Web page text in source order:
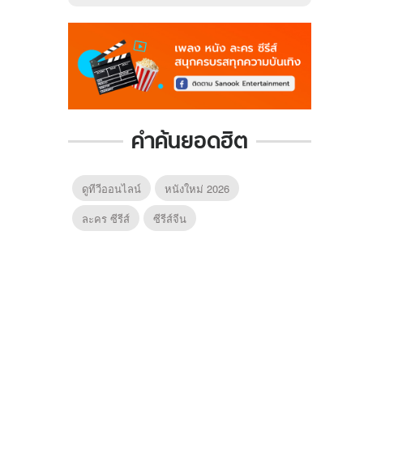
คำค้นยอดฮิต
ดูทีวีออนไลน์
หนังใหม่ 2026
ละคร ซีรีส์
ซีรีส์จีน